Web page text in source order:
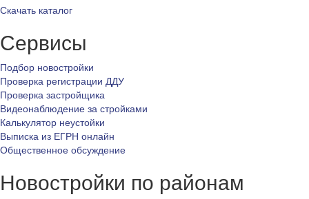
Скачать каталог
Сервисы
Подбор новостройки
Проверка регистрации ДДУ
Проверка застройщика
Видеонаблюдение за стройками
Калькулятор неустойки
Выписка из ЕГРН онлайн
Общественное обсуждение
Новостройки по районам